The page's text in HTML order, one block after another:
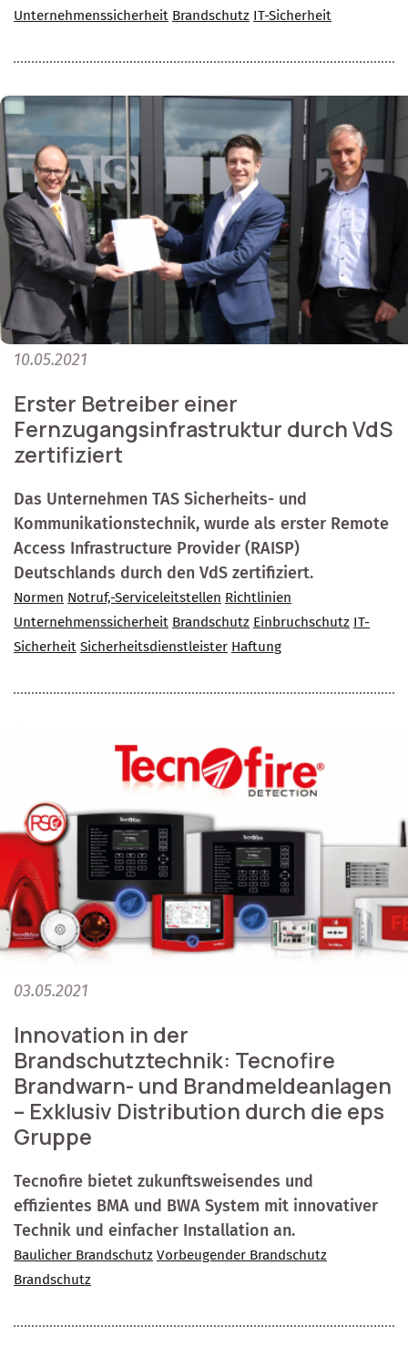
Unternehmenssicherheit Brandschutz IT-Sicherheit
10.05.2021
Erster Betreiber einer
Fernzugangsinfrastruktur durch VdS
zertifiziert
Das Unternehmen TAS Sicherheits- und
Kommunikationstechnik, wurde als erster Remote
Access Infrastructure Provider (RAISP)
Deutschlands durch den VdS zertifiziert.
Normen Notruf,-Serviceleitstellen Richtlinien
Unternehmenssicherheit Brandschutz Einbruchschutz IT-
Sicherheit Sicherheitsdienstleister Haftung
03.05.2021
Innovation in der
Brandschutztechnik: Tecnofire
Brandwarn- und Brandmeldeanlagen
– Exklusiv Distribution durch die eps
Gruppe
Tecnofire bietet zukunftsweisendes und
effizientes BMA und BWA System mit innovativer
Technik und einfacher Installation an.
Baulicher Brandschutz Vorbeugender Brandschutz
Brandschutz